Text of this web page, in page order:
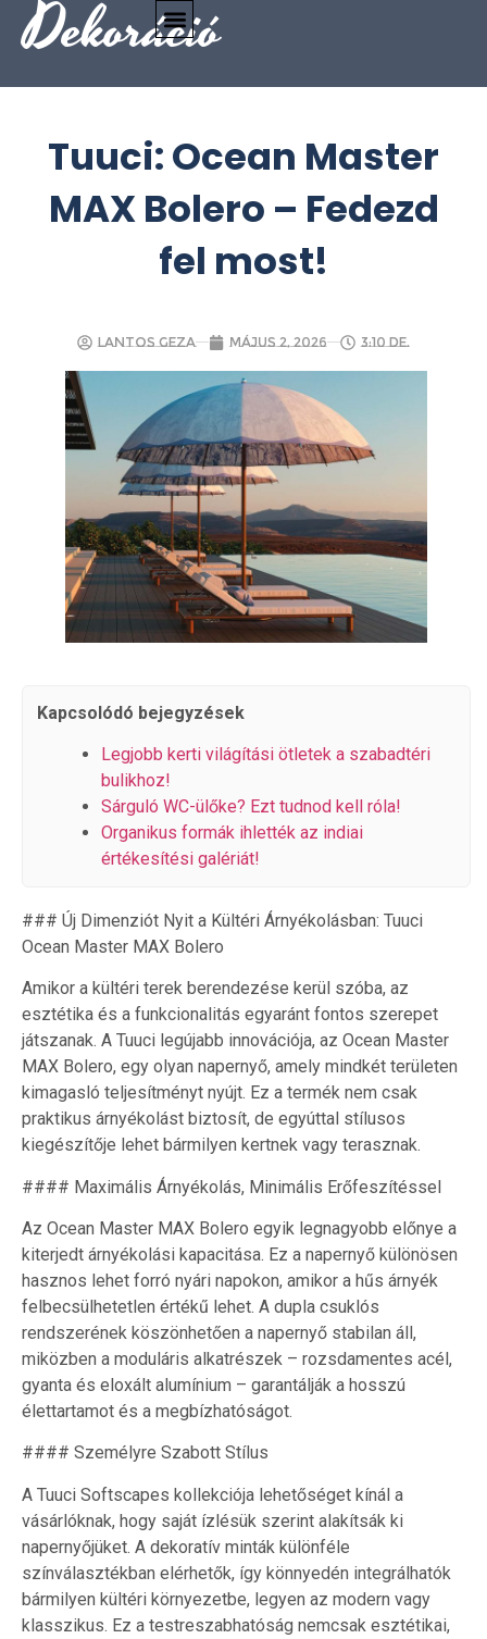
Dekoráció
Tuuci: Ocean Master
MAX Bolero – Fedezd
fel most!
Lantos Geza május 2, 2026 3:10 de.
Kapcsolódó bejegyzések
Legjobb kerti világítási ötletek a szabadtéri
bulikhoz!
Sárguló WC-ülőke? Ezt tudnod kell róla!
Organikus formák ihlették az indiai
értékesítési galériát!
### Új Dimenziót Nyit a Kültéri Árnyékolásban: Tuuci
Ocean Master MAX Bolero
Amikor a kültéri terek berendezése kerül szóba, az
esztétika és a funkcionalitás egyaránt fontos szerepet
játszanak. A Tuuci legújabb innovációja, az Ocean Master
MAX Bolero, egy olyan napernyő, amely mindkét területen
kimagasló teljesítményt nyújt. Ez a termék nem csak
praktikus árnyékolást biztosít, de egyúttal stílusos
kiegészítője lehet bármilyen kertnek vagy terasznak.
#### Maximális Árnyékolás, Minimális Erőfeszítéssel
Az Ocean Master MAX Bolero egyik legnagyobb előnye a
kiterjedt árnyékolási kapacitása. Ez a napernyő különösen
hasznos lehet forró nyári napokon, amikor a hűs árnyék
felbecsülhetetlen értékű lehet. A dupla csuklós
rendszerének köszönhetően a napernyő stabilan áll,
miközben a moduláris alkatrészek – rozsdamentes acél,
gyanta és eloxált alumínium – garantálják a hosszú
élettartamot és a megbízhatóságot.
#### Személyre Szabott Stílus
A Tuuci Softscapes kollekciója lehetőséget kínál a
vásárlóknak, hogy saját ízlésük szerint alakítsák ki
napernyőjüket. A dekoratív minták különféle
színválasztékban elérhetők, így könnyedén integrálhatók
bármilyen kültéri környezetbe, legyen az modern vagy
klasszikus. Ez a testreszabhatóság nemcsak esztétikai,